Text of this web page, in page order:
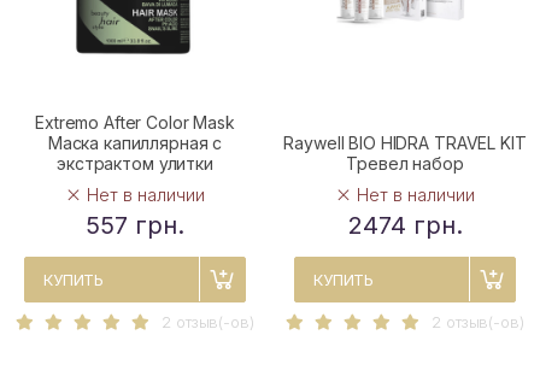
Extremo After Color Mask
Маска капиллярная с
экстрактом улитки
Нет в наличии
557 грн.
КУПИТЬ
2 отзыв(-ов)
Raywell BIO HIDRA TRAVEL KIT
Тревел набор
Нет в наличии
2474 грн.
КУПИТЬ
2 отзыв(-ов)